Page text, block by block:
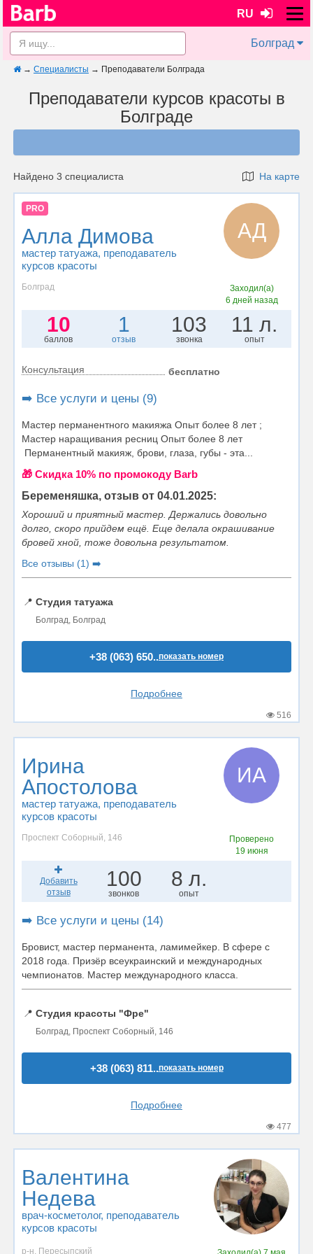
RU
Болград
→ Специалисты → Преподаватели Болграда
Преподаватели курсов красоты в
Болграде
Найдено 3 специалиста На карте
PRO
Алла Димова
мастер татуажа, преподаватель
курсов красоты
АД
Болград
Заходил(а)
6 дней назад
10
баллов
1
отзыв
103
звонка
11 л.
опыт
Консультация бесплатно
➡️ Все услуги и цены (9)
Мастер перманентного макияжа Опыт более 8 лет ;
Мастер наращивания ресниц Опыт более 8 лет
Перманентный макияж, брови, глаза, губы - эта...
🎁 Cкидка 10% по промокоду Barb
Беременяшка, отзыв от 04.01.2025:
Хороший и приятный мастер. Держались довольно
долго, скоро прийдем ещё. Еще делала окрашивание
бровей хной, тоже довольна результатом.
Все отзывы (1) ➡️
📍 Студия татуажа
Болград, Болград
+38 (063) 650..показать номер
Подробнее
516
Ирина
Апостолова
мастер татуажа, преподаватель
курсов красоты
ИА
Проспект Соборный, 146
Проверено
19 июня
Добавить
отзыв
100
звонков
8 л.
опыт
➡️ Все услуги и цены (14)
Бровист, мастер перманента, ламимейкер. В сфере с
2018 года. Призёр всеукраинский и международных
чемпионатов. Мастер международного класса.
📍 Студия красоты "Фре"
Болград, Проспект Соборный, 146
+38 (063) 811..показать номер
Подробнее
477
Валентина
Недева
врач-косметолог, преподаватель
курсов красоты
р-н. Пересыпский